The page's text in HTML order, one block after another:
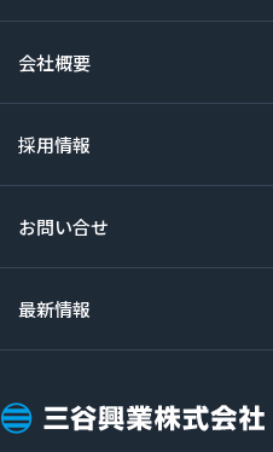
会社概要
採用情報
お問い合せ
最新情報